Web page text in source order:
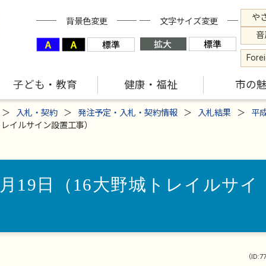
背景色変更 文字サイズ変更
や
子ども・教育 健康・福祉 市の
入札・契約 発注予定・入札・契約情報 入札結果
平
イルサイン設置工事）
19日（16大野城トレイルサイ
（